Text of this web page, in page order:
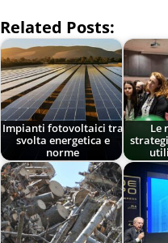
Related Posts:
Impianti fotovoltaici tra
svolta energetica e
norme
Le